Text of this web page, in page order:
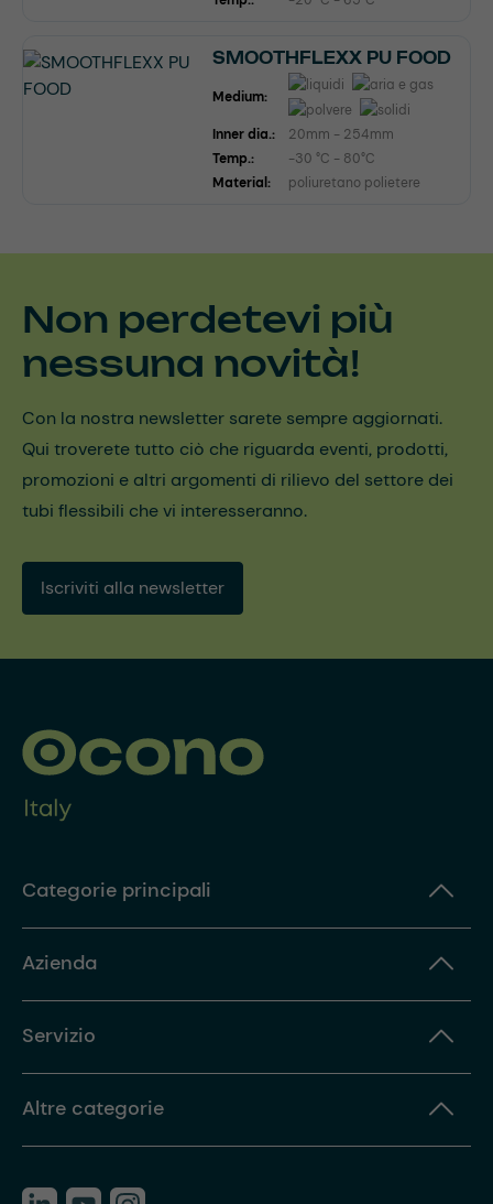
SMOOTHFLEXX PU FOOD
Medium:
Inner dia.:
20mm - 254mm
Temp.:
-30 °C - 80°C
Material:
poliuretano polietere
Non perdetevi più
nessuna novità!
Con la nostra newsletter sarete sempre aggiornati.
Qui troverete tutto ciò che riguarda eventi, prodotti,
promozioni e altri argomenti di rilievo del settore dei
tubi flessibili che vi interesseranno.
Iscriviti alla newsletter
Categorie principali
Azienda
Servizio
Altre categorie